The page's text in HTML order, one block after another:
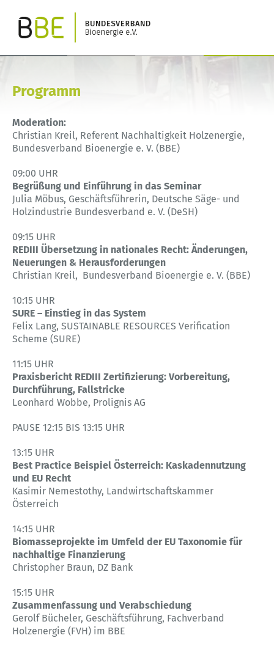
Programm
Moderation:
Christian Kreil, Referent Nachhaltigkeit Holzenergie,
Bundesverband Bioenergie e. V. (BBE)
09:00 UHR
Begrüßung und Einführung in das Seminar
Julia Möbus, Geschäftsführerin, Deutsche Säge- und
Holzindustrie Bundesverband e. V. (DeSH)
09:15 UHR
REDIII Übersetzung in nationales Recht: Änderungen,
Neuerungen & Herausforderungen
Christian Kreil, Bundesverband Bioenergie e. V. (BBE)
10:15 UHR
SURE – Einstieg in das System
Felix Lang, SUSTAINABLE RESOURCES Verification
Scheme (SURE)
11:15 UHR
Praxisbericht REDIII Zertifizierung: Vorbereitung,
Durchführung, Fallstricke
Leonhard Wobbe, Prolignis AG
PAUSE 12:15 BIS 13:15 UHR
13:15 UHR
Best Practice Beispiel Österreich: Kaskadennutzung
und EU Recht
Kasimir Nemestothy, Landwirtschaftskammer
Österreich
14:15 UHR
Biomasseprojekte im Umfeld der EU Taxonomie für
nachhaltige Finanzierung
Christopher Braun, DZ Bank
15:15 UHR
Zusammenfassung und Verabschiedung
Gerolf Bücheler, Geschäftsführung, Fachverband
Holzenergie (FVH) im BBE